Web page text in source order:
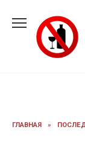
содержанию
ГЛАВНАЯ »